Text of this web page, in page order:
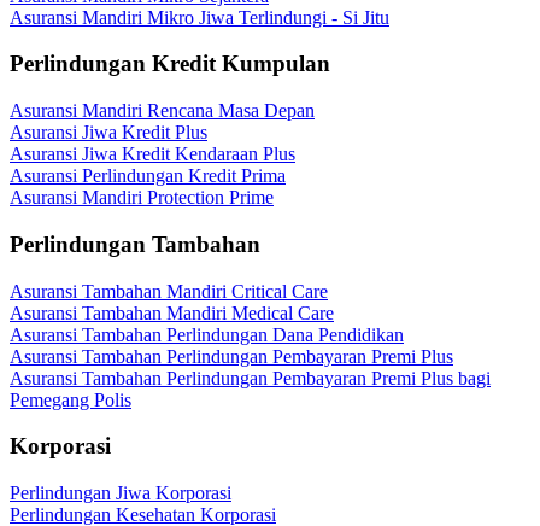
Asuransi Mandiri Mikro Jiwa Terlindungi - Si Jitu
Perlindungan Kredit Kumpulan
Asuransi Mandiri Rencana Masa Depan
Asuransi Jiwa Kredit Plus
Asuransi Jiwa Kredit Kendaraan Plus
Asuransi Perlindungan Kredit Prima
Asuransi Mandiri Protection Prime
Perlindungan Tambahan
Asuransi Tambahan Mandiri Critical Care
Asuransi Tambahan Mandiri Medical Care
Asuransi Tambahan Perlindungan Dana Pendidikan
Asuransi Tambahan Perlindungan Pembayaran Premi Plus
Asuransi Tambahan Perlindungan Pembayaran Premi Plus bagi
Pemegang Polis
Korporasi
Perlindungan Jiwa Korporasi
Perlindungan Kesehatan Korporasi